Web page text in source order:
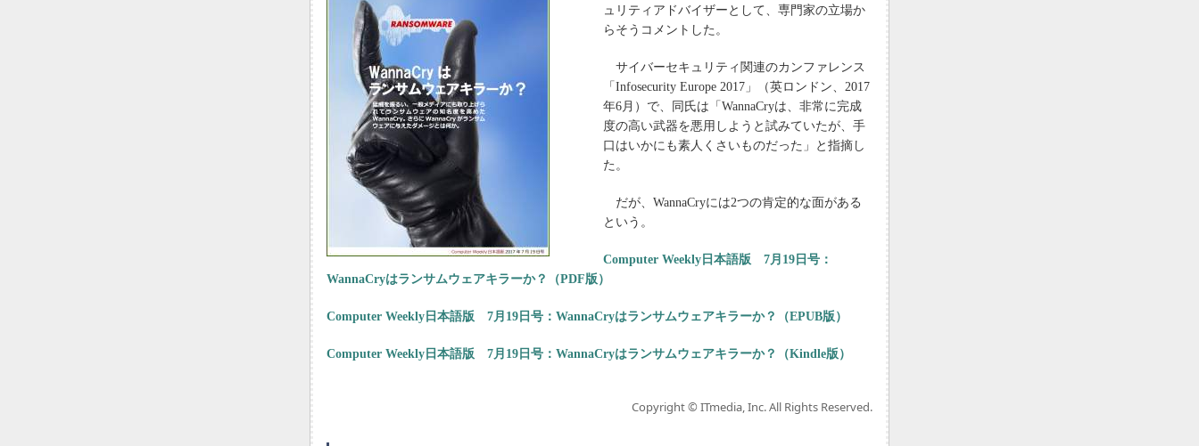
ュリティアドバイザーとして、専門家の立場か
らそうコメントした。
サイバーセキュリティ関連のカンファレンス
「Infosecurity Europe 2017」（英ロンドン、2017
年6月）で、同氏は「WannaCryは、非常に完成
度の高い武器を悪用しようと試みていたが、手
口はいかにも素人くさいものだった」と指摘し
た。
だが、WannaCryには2つの肯定的な面がある
という。
Computer Weekly日本語版 7月19日号：
WannaCryはランサムウェアキラーか？（PDF版）
Computer Weekly日本語版 7月19日号：WannaCryはランサムウェアキラーか？（EPUB版）
Computer Weekly日本語版 7月19日号：WannaCryはランサムウェアキラーか？（Kindle版）
Copyright © ITmedia, Inc. All Rights Reserved.